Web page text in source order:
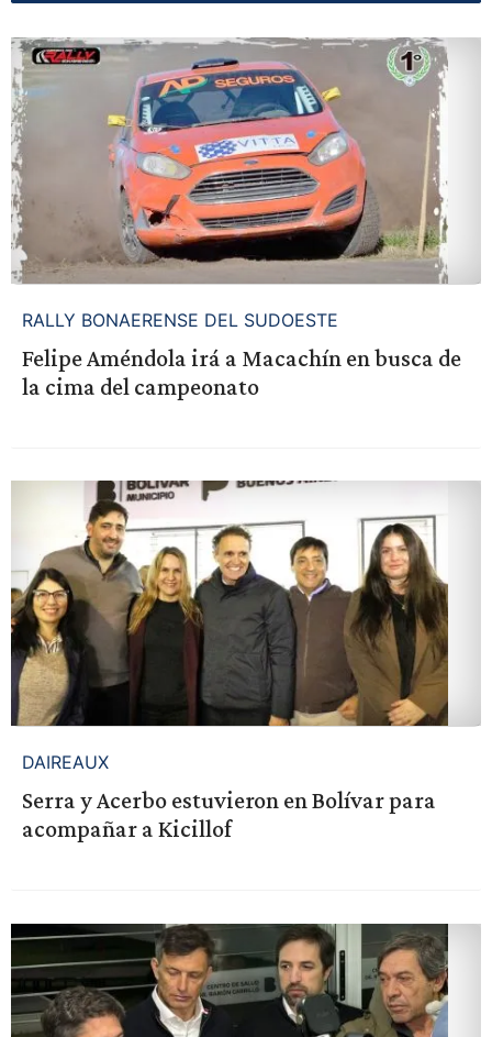
RALLY BONAERENSE DEL SUDOESTE
Felipe Améndola irá a Macachín en busca de
la cima del campeonato
DAIREAUX
Serra y Acerbo estuvieron en Bolívar para
acompañar a Kicillof